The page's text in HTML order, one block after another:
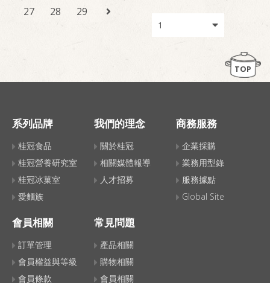
27
28 29
TOP
系列品牌
桂冠食品
桂冠營養研究室
桂冠冰菓室
愛麵族
我們的理念
關於桂冠
相關媒體報導
人才招募
商務服務
企業採購
業務用型錄
服務據點
Global Site
會員相關
訂單管理
會員權益與等級
會員條款
常見問題
產品相關
購物相關
會員相關